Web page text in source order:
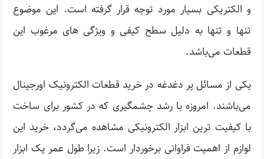
و الکتریکی بسیار مورد توجه قرار گرفته است. این موضوع
تنها و تنها به دلیل سطح کیفی و ویژگی های مرغوب این
قطعات می‌باشد.
یکی از مسائل پر دغدغه در خرید قطعات الکترونیک اورجینال
می‌باشند. امروزه با رشد چشمگیری که در کشور برای ساخت
با کیفیت ترین ابزار الکترونیکی مشاهده می‌گردد، خرید این
لوازم از اهمیت فراوانی برخوردار است. زیرا طول عمر یک ابزار